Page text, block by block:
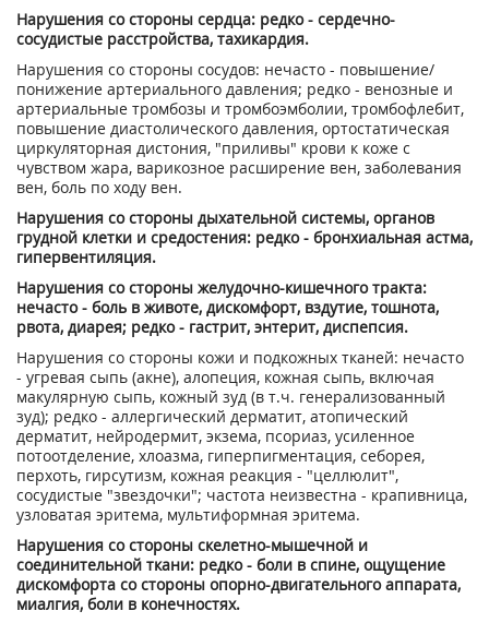
Нарушения со стороны сердца: редко - сердечно-
сосудистые расстройства, тахикардия.
Нарушения со стороны сосудов: нечасто - повышение/
понижение артериального давления; редко - венозные и
артериальные тромбозы и тромбоэмболии, тромбофлебит,
повышение диастолического давления, ортостатическая
циркуляторная дистония, "приливы" крови к коже с
чувством жара, варикозное расширение вен, заболевания
вен, боль по ходу вен.
Нарушения со стороны дыхательной системы, органов
грудной клетки и средостения: редко - бронхиальная астма,
гипервентиляция.
Нарушения со стороны желудочно-кишечного тракта:
нечасто - боль в животе, дискомфорт, вздутие, тошнота,
рвота, диарея; редко - гастрит, энтерит, диспепсия.
Нарушения со стороны кожи и подкожных тканей: нечасто
- угревая сыпь (акне), алопеция, кожная сыпь, включая
макулярную сыпь, кожный зуд (в т.ч. генерализованный
зуд); редко - аллергический дерматит, атопический
дерматит, нейродермит, экзема, псориаз, усиленное
потоотделение, хлоазма, гиперпигментация, себорея,
перхоть, гирсутизм, кожная реакция - "целлюлит",
сосудистые "звездочки"; частота неизвестна - крапивница,
узловатая эритема, мультиформная эритема.
Нарушения со стороны скелетно-мышечной и
соединительной ткани: редко - боли в спине, ощущение
дискомфорта со стороны опорно-двигательного аппарата,
миалгия, боли в конечностях.